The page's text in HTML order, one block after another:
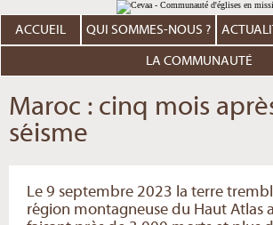
au
contenu.
Aller
personnels
ACCUEIL QUI SOMMES-NOUS ?
LA COMMUNAUTÉ
Maroc : cinq mois
séisme
Le 9 septembre 2023 la terre
région montagneuse du Haut Atlas